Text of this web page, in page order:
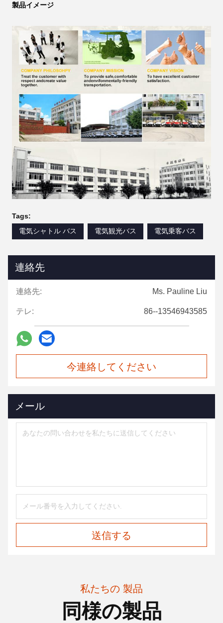
製品イメージ
Tags:
電気シャトル バス
電気観光バス 電気乗客バス
連絡先
連絡先: Ms. Pauline Liu
テレ: 86--13546943585
今連絡してください
メール
送信する
私たちの 製品
同様の製品